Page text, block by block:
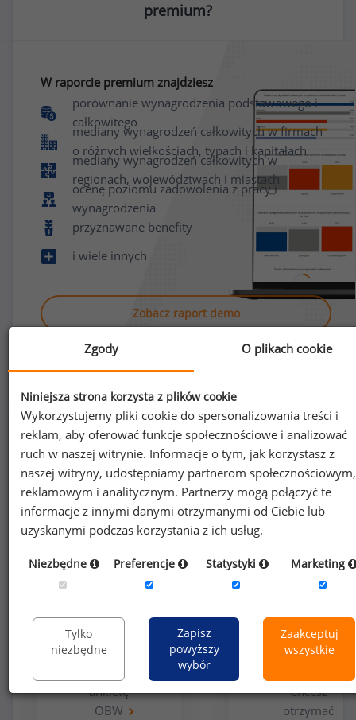
premium?
W raporcie premium znajdziesz
porównanie wynagrodzenia podstawowego i
całkowitego
mediany wynagrodzeń całkowitych w firmach
o różnych wielkościach, typach i kapitałach
mediany wynagrodzeń całkowitych w
regionach, województwach i miastach
ocenę poziomu zadowolenia z pracy i
wynagrodzenia
przyznawane benefity
i wiele innych
Zobacz raport demo
Jak uzyskać dostęp do raportu?
bezpłatna
ankietę
OBW
użytkowników
premium
Chcesz
otrzymać
Zgody O plikach cookie
Niniejsza strona korzysta z plików cookie
Wykorzystujemy pliki cookie do spersonalizowania treści i
reklam, aby oferować funkcje społecznościowe i analizować
ruch w naszej witrynie. Informacje o tym, jak korzystasz z
naszej witryny, udostępniamy partnerom społecznościowym,
reklamowym i analitycznym. Partnerzy mogą połączyć te
informacje z innymi danymi otrzymanymi od Ciebie lub
uzyskanymi podczas korzystania z ich usług.
Niezbędne Preferencje Statystyki Marketing
Tylko
niezbędne
Zapisz
powyższy
wybór
Zaakceptuj
wszystkie